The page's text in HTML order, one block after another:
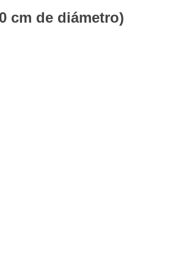
cm de diámetro)